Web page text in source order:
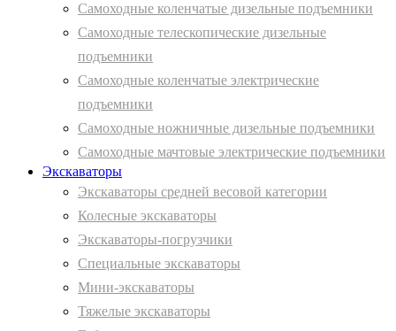
Самоходные коленчатые дизельные подъемники
Самоходные телескопические дизельные
подъемники
Самоходные коленчатые электрические
подъемники
Самоходные ножничные дизельные подъемники
Самоходные мачтовые электрические подъемники
Экскаваторы
Экскаваторы средней весовой категории
Колесные экскаваторы
Экскаваторы-погрузчики
Специальные экскаваторы
Мини-экскаваторы
Тяжелые экскаваторы